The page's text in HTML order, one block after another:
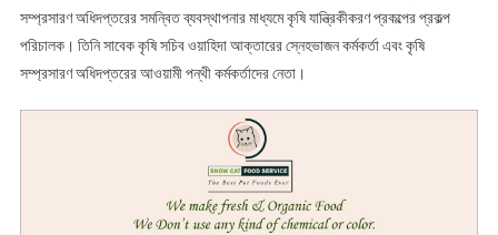
সম্প্রসারণ অধিদপ্তরের সমন্বিত ব্যবস্থাপনার মাধ্যমে কৃষি যান্ত্রিকীকরণ প্রকল্পের প্রকল্প
পরিচালক। তিনি সাবেক কৃষি সচিব ওয়াহিদা আক্তারের স্নেহভাজন কর্মকর্তা এবং কৃষি
সম্প্রসারণ অধিদপ্তরের আওয়ামী পন্থী কর্মকর্তাদের নেতা।